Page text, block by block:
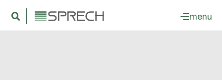
menu